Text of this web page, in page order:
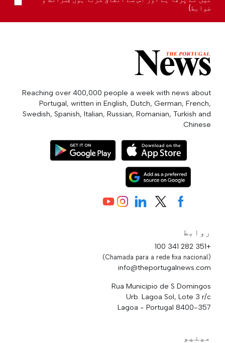
ضوابط}
Reaching over 400,000 people a week with news about
Portugal, written in English, Dutch, German, French,
Swedish, Spanish, Italian, Russian, Romanian, Turkish and
Chinese.
روابط
+351 282 341 100
(Chamada para a rede fixa nacional)
info@theportugalnews.com
Rua Municipio de S Domingos
Urb. Lagoa Sol, Lote 3 r/c
8400-357 Lagoa - Portugal
مینیو